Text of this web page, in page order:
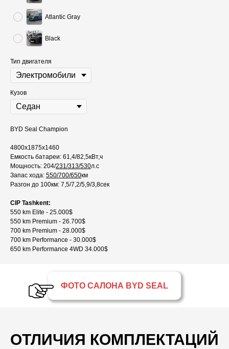
Atlantic Gray
Black
Тип двигателя
Кузов
BYD Seal Champion
4800x1875x1460
Емкость батареи: 61,4/82,5кВт,ч
Мощность: 204/231/313/530л.с
Запас хода: 550/700/650км
Разгон до 100км: 7,5/7,2/5,9/3,8сек
CIP Tashkent:
550 km Elite - 25.000$
550 km Premium - 26.700$
700 km Premium - 28.000$
700 km Performance - 30.000$
650 km Performance 4WD 34.000$
ФОТО САЛОНА BYD SEAL
ОТЛИЧИЯ КОМПЛЕКТАЦИЙ